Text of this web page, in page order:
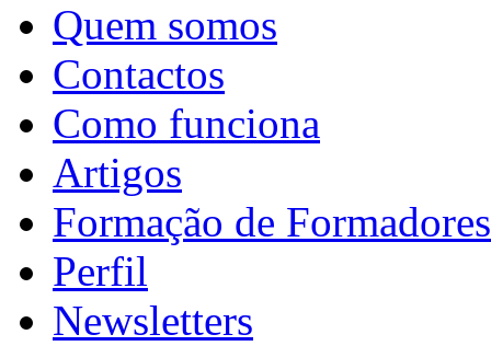
Quem somos
Contactos
Como funciona
Artigos
Formação de Formadores
Perfil
Newsletters